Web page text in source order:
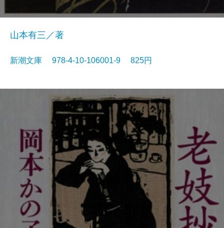
山本有三／著
新潮文庫 978-4-10-106001-9 825円